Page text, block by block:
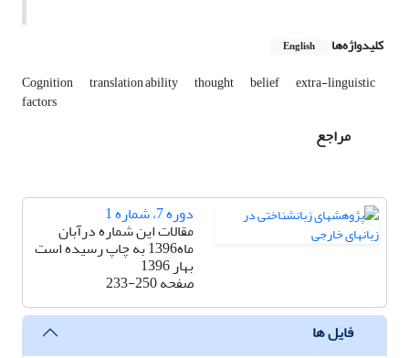
کلیدواژه‌ها English
Cognition translation ability thought belief extra-linguistic
factors
مراجع
دوره 7، شماره 1
مقالات این شماره درآبان
ماه1396 به چاپ رسیده است
بهار 1396
صفحه233-250
فایل ها